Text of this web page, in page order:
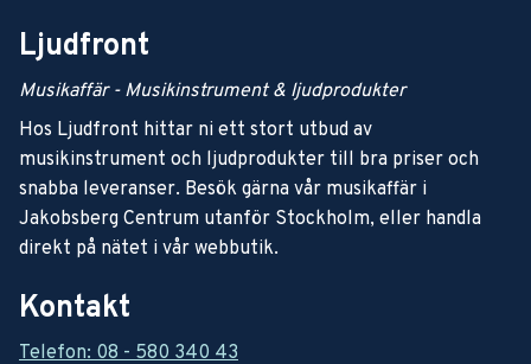
Ljudfront
Musikaffär - Musikinstrument & ljudprodukter
Hos Ljudfront hittar ni ett stort utbud av
musikinstrument och ljudprodukter till bra priser och
snabba leveranser. Besök gärna vår musikaffär i
Jakobsberg Centrum utanför Stockholm, eller handla
direkt på nätet i vår webbutik.
Kontakt
Telefon: 08 - 580 340 43